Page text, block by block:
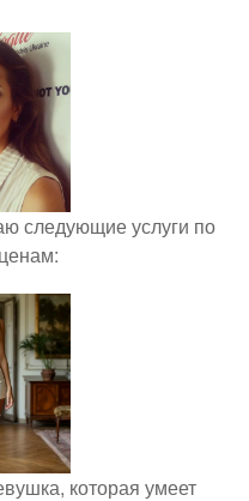
следующие услуги по
которая умеет